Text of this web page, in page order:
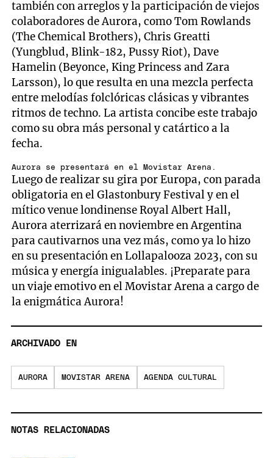
también con arreglos y la participación de viejos
colaboradores de Aurora, como Tom Rowlands
(The Chemical Brothers), Chris Greatti
(Yungblud, Blink-182, Pussy Riot), Dave
Hamelin (Beyonce, King Princess and Zara
Larsson), lo que resulta en una mezcla perfecta
entre melodías folclóricas clásicas y vibrantes
ritmos de techno. La artista concibe este trabajo
como su obra más personal y catártico a la
fecha.
Aurora se presentará en el Movistar Arena.
Luego de realizar su gira por Europa, con parada
obligatoria en el Glastonbury Festival y en el
mítico venue londinense Royal Albert Hall,
Aurora aterrizará en noviembre en Argentina
para cautivarnos una vez más, como ya lo hizo
en su presentación en Lollapalooza 2023, con su
música y energía inigualables. ¡Preparate para
un viaje emotivo en el Movistar Arena a cargo de
la enigmática Aurora!
ARCHIVADO EN
AURORA MOVISTAR ARENA AGENDA CULTURAL
NOTAS RELACIONADAS